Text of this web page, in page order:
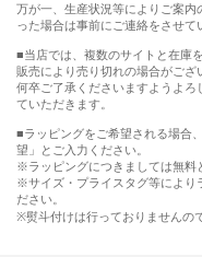
万が一、生産状況等によりご案内
った場合は事前にご連絡をさせて
■当店では、複数のサイトと在庫
販売により売り切れの場合がござ
何卒ご了承くださいますようよ
ていただきます。
■ラッピングをご希望される場合
望」とご入力ください。
※ラッピングにつきましては無料
※サイズ・プライスタグ等により
ださい。
※熨斗付けは行っておりませんの